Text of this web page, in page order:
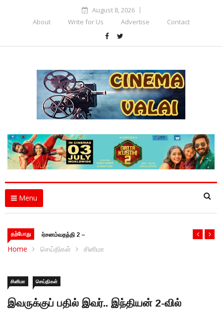
August 8, 2026
About
Write for Us Advertise Contact
Menu
தற்போது வதந்தி 2 – இணையத்தொடர் விமர்சனம்
Home செய்திகள் சினிமா
சினிமா செய்திகள்
இவருக்குப் பதில் இவர்.. இந்தியன் 2-வில்